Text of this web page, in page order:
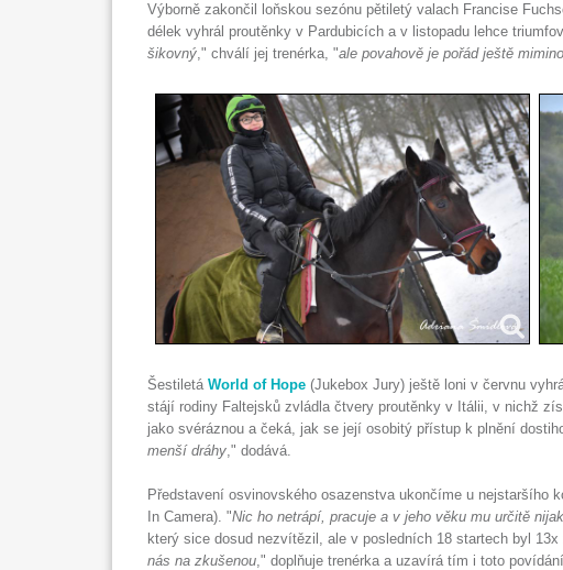
Výborně zakončil loňskou sezónu pětiletý valach Francise
délek vyhrál proutěnky v Pardubicích a v listopadu lehce
šikovný," chválí jej trenérka, "ale povahově je pořád ještě
Šestiletá World of Hope (Jukebox Jury) ještě loni v červnu
stájí rodiny Faltejsků zvládla čtvery proutěnky v Itálii, v nichž
jako svéráznou a čeká, jak se její osobitý přístup k plnění
menší dráhy," dodává.
Představení osvinovského osazenstva ukončíme u nejstaršího
In Camera). "Nic ho netrápí, pracuje a v jeho věku mu určitě
který sice dosud nezvítězil, ale v posledních 18 startech byl
nás na zkušenou," doplňuje trenérka a uzavírá tím i toto